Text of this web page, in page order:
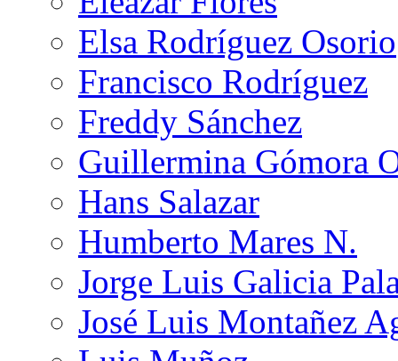
Elsa Rodríguez Osorio
Francisco Rodríguez
Freddy Sánchez
Guillermina Gómora
Hans Salazar
Humberto Mares N.
Jorge Luis Galicia
José Luis Montañez